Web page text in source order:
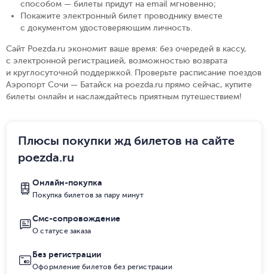
способом — билеты придут на email мгновенно;
Покажите электронный билет проводнику вместе
с документом удостоверяющим личность.
Сайт Poezda.ru экономит ваше время: без очередей в кассу,
с электронной регистрацией, возможностью возврата
и круглосуточной поддержкой. Проверьте расписание поездов
Аэропорт Сочи — Батайск на poezda.ru прямо сейчас, купите
билеты онлайн и наслаждайтесь приятным путешествием!
Плюсы покупки жд билетов на сайте
poezda.ru
Онлайн-покупка
Покупка билетов за пару минут
Смс-сопровождение
О статусе заказа
Без регистрации
Оформление билетов без регистрации